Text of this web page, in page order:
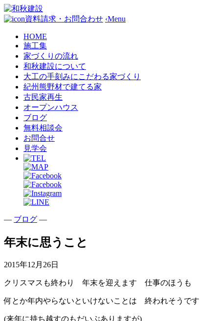
資料請求・お問合わせ ‹Menu
HOME
施工集
家づくりの流れ
和秋建設について
大工の手刻みにこだわる家づくり
紀州熊野材で建てる家
古民家再生
オープンハウス
ブログ
無料相談会
お問合せ
見学会
— ブログ —
年末に思うこと
2015年12月26日
クリスマスも終わり 年末を迎えます 仕事のほうも
何とか年内やらないといけないことは 終われそうです
(来年に持ち越すのもだいぶありますが)